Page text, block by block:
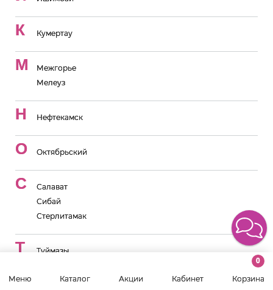
Меню Каталог Акции Кабинет
0
Корзина
К Кумертау
М
Межгорье
Мелеуз
Н Нефтекамск
О Октябрьский
С
Салават
Сибай
Стерлитамак
Т Туймазы
У